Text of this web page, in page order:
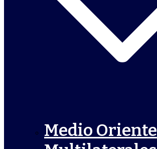
Medio Oriente